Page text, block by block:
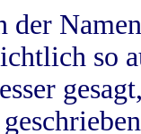
der
so